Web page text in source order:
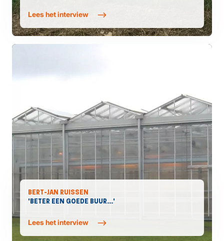
Lees het interview
BERT-JAN RUISSEN
'BETER EEN GOEDE BUUR...'
Lees het interview